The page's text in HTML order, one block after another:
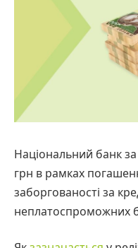
Національний банк
грн в рамках
заборгованості за
неплатоспроможних